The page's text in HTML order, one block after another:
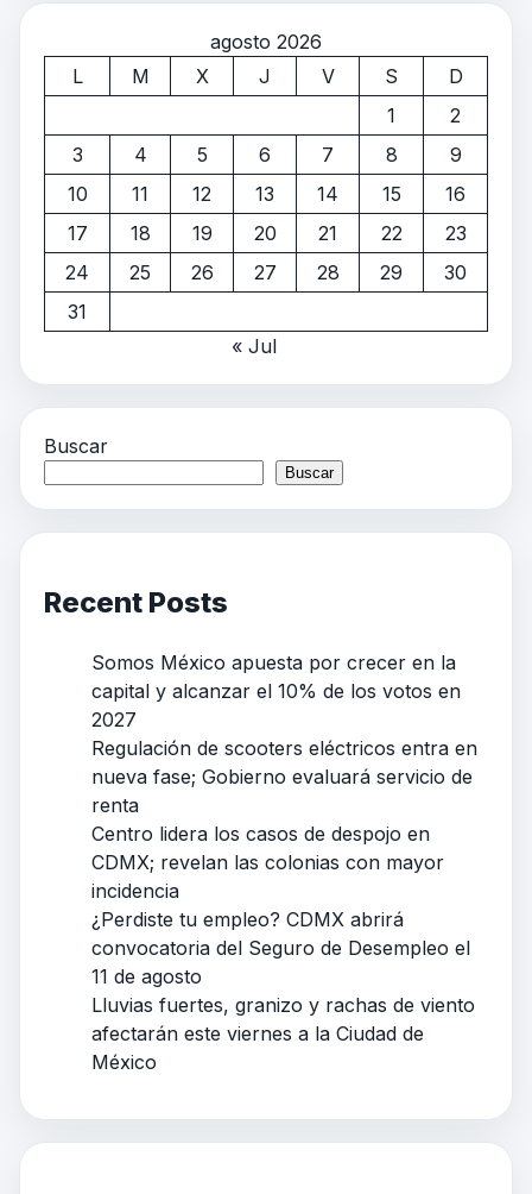
agosto 2026
L
M X J V S
D
1
2
3
4 5 6 7 8
9
10
11 12 13 14 15
16
17
18 19 20 21 22
23
24
25 26 27 28 29
30
31
« Jul
Buscar
Buscar
Recent Posts
Somos México apuesta por crecer en la
capital y alcanzar el 10% de los votos en
2027
Regulación de scooters eléctricos entra en
nueva fase; Gobierno evaluará servicio de
renta
Centro lidera los casos de despojo en
CDMX; revelan las colonias con mayor
incidencia
¿Perdiste tu empleo? CDMX abrirá
convocatoria del Seguro de Desempleo el
11 de agosto
Lluvias fuertes, granizo y rachas de viento
afectarán este viernes a la Ciudad de
México